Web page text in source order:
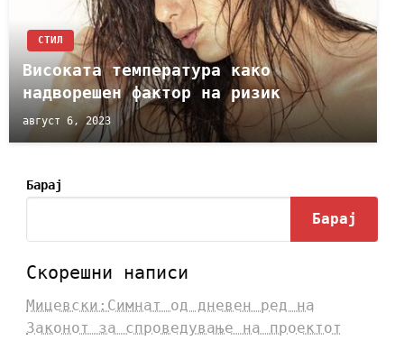
СТИЛ
Високата температура како
надворешен фактор на ризик
август 6, 2023
Барај
Барај
Скорешни написи
Мицевски:Симнат од дневен ред на
Законот за спроведување на проектот